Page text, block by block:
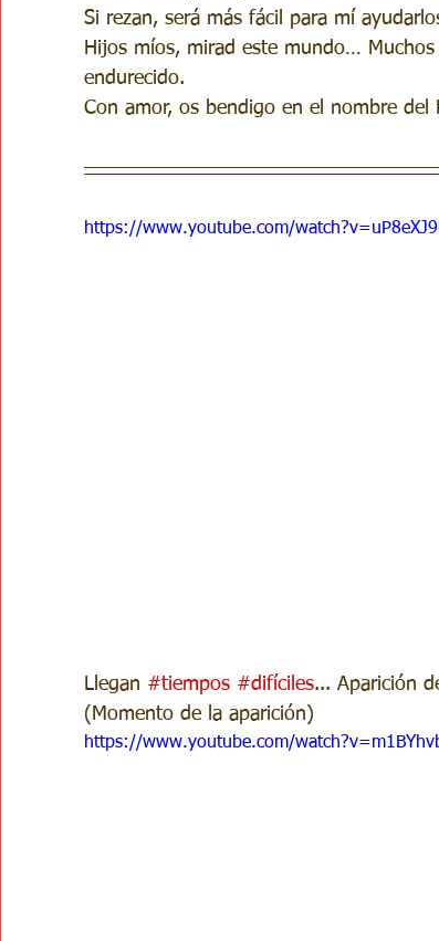
Si rezan, será más fácil para mí
Hijos míos, mirad este mundo…
endurecido.
Con amor, os bendigo en el nombre
https://www.youtube.com/
Llegan #tiempos #difíciles... Aparición
(Momento de la aparición)
https://www.youtube.com/